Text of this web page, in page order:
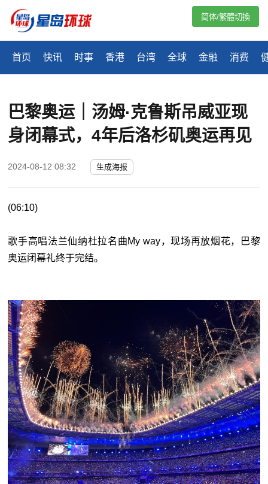
首页 快讯 时事 香港 台湾 全球 金融 消费
简体/繁體切換
巴黎奥运｜汤姆·克鲁斯吊威亚现
身闭幕式，4年后洛杉矶奥运再见
2024-08-12 08:32 生成海报
(06:10)
歌手高唱法兰仙纳杜拉名曲My way，现场再放烟花，巴黎
奥运闭幕礼终于完结。